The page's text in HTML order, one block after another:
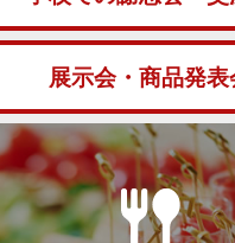
展示会・商品発表